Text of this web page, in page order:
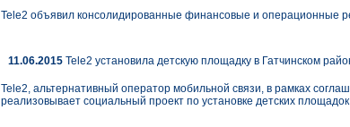
Tele2 объявил консолидированные финансовые и операционные
11.06.2015 Tele2 установила детскую площадку в Гатчинском
Tele2, альтернативный оператор мобильной связи, в рамках
реализовывает социальный проект по установке детских